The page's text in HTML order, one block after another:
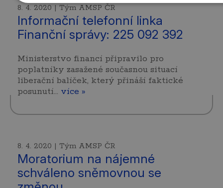
8. 4. 2020 | Tým AMSP ČR
Informační telefonní linka
Finanční správy: 225 092 392
Ministerstvo financí připravilo pro
poplatníky zasažené současnou situací
liberační balíček, který přináší faktické
posunutí… více »
8. 4. 2020 | Tým AMSP ČR
Moratorium na nájemné
schváleno sněmovnou se